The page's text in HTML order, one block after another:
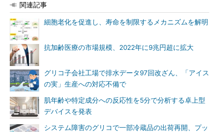
関連記事
細胞老化を促進し、寿命を制限するメカニズムを解明
抗加齢医療の市場規模、2022年に9兆円超に拡大
グリコ子会社工場で排水データ97回改ざん、「アイス
の実」生産への対応不備で
肌年齢や特定成分への反応性を5分で分析する卓上型
デバイスを発表
システム障害のグリコで一部冷蔵品の出荷再開、プッ